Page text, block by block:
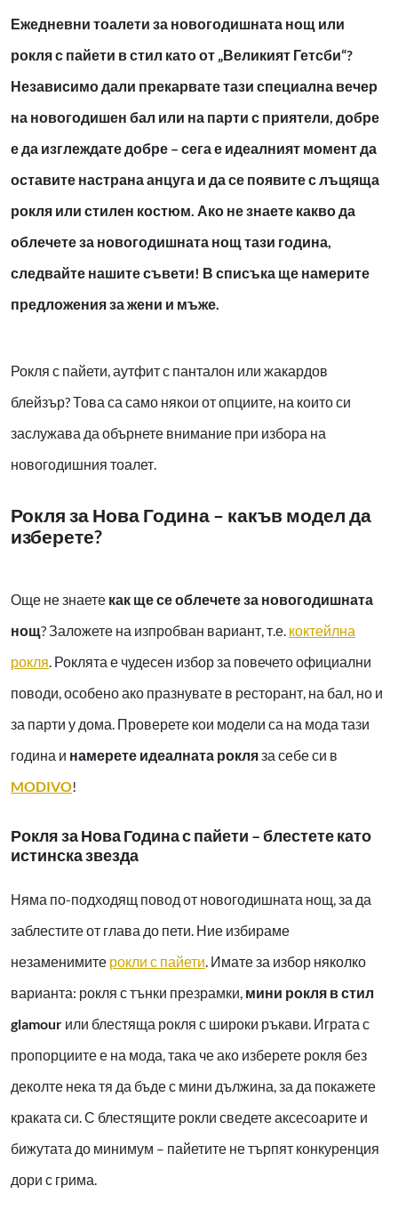
Ежедневни тоалети за новогодишната нощ или
рокля с пайети в стил като от „Великият Гетсби“?
Независимо дали прекарвате тази специална вечер
на новогодишен бал или на парти с приятели, добре
е да изглеждате добре – сега е идеалният момент да
оставите настрана анцуга и да се появите с лъщяща
рокля или стилен костюм. Ако не знаете какво да
облечете за новогодишната нощ тази година,
следвайте нашите съвети! В списъка ще намерите
предложения за жени и мъже.
Рокля с пайети, аутфит с панталон или жакардов
блейзър? Това са само някои от опциите, на които си
заслужава да обърнете внимание при избора на
новогодишния тоалет.
Рокля за Нова Година – какъв модел да
изберете?
Още не знаете как ще се облечете за новогодишната
нощ? Заложете на изпробван вариант, т.е. коктейлна
рокля. Роклята е чудесен избор за повечето официални
поводи, особено ако празнувате в ресторант, на бал, но и
за парти у дома. Проверете кои модели са на мода тази
година и намерете идеалната рокляза себе си в
MODIVO!
Рокля за Нова Година с пайети – блестете като
истинска звезда
Няма по-подходящ повод от новогодишната нощ, за да
заблестите от глава до пети. Ние избираме
незаменимите рокли с пайети. Имате за избор няколко
варианта: рокля с тънки презрамки, мини рокля в стил
glamour или блестяща рокля с широки ръкави. Играта с
пропорциите е на мода, така че ако изберете рокля без
деколте нека тя да бъде с мини дължина, за да покажете
краката си. С блестящите рокли сведете аксесоарите и
бижутата до минимум – пайетите не търпят конкуренция
дори с грима.